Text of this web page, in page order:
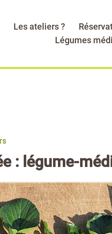
Les ateliers ?
Légumes
: légume-